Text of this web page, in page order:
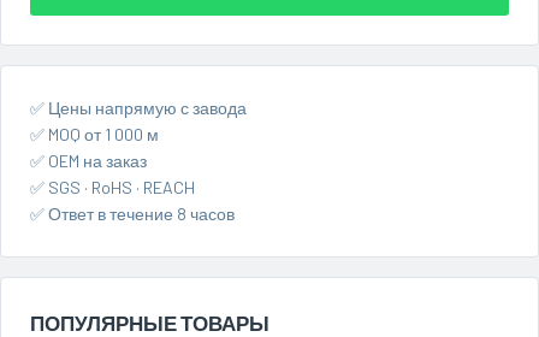
✅ Цены напрямую с завода
✅ MOQ от 1 000 м
✅ OEM на заказ
✅ SGS · RoHS · REACH
✅ Ответ в течение 8 часов
ПОПУЛЯРНЫЕ ТОВАРЫ